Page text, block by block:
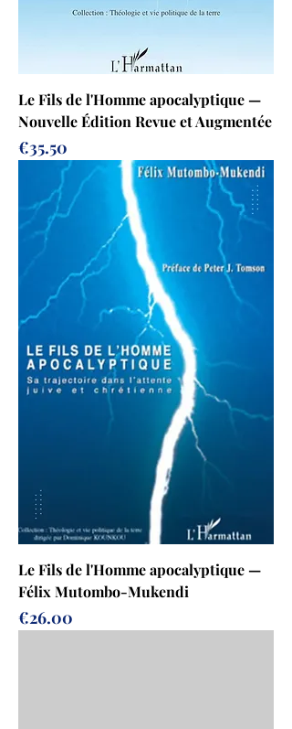
Le Fils de l'Homme apocalyptique —
Nouvelle Édition Revue et Augmentée
Prix
€35.50
Le Fils de l'Homme apocalyptique —
Félix Mutombo-Mukendi
Prix
€26.00